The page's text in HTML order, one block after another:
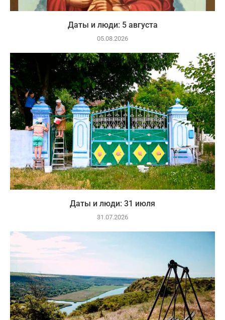
Даты и люди: 5 августа
05.08.2026
Даты и люди: 31 июля
31.07.2026